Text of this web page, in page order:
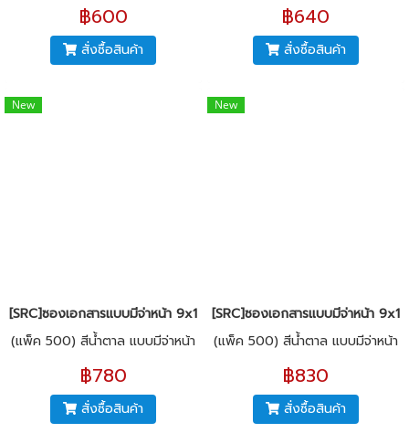
฿600
สั่งซื้อสินค้า
฿640
สั่งซื้อสินค้า
New
[SRC]ซองเอกสารแบบมีจ่าหน้า 9x12"(KI125)
(แพ็ค 500) สีน้ำตาล แบบมีจ่าหน้า
฿780
สั่งซื้อสินค้า
New
[SRC]ซองเอกสารแบบมีจ่าหน้า
(แพ็ค 500) สีน้ำตาล แบบมีจ่าหน้า
฿830
สั่งซื้อสินค้า